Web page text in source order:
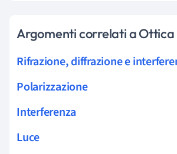
Argomenti correlati a Ottica
Rifrazione, diffrazione e
Polarizzazione
Interferenza
Luce